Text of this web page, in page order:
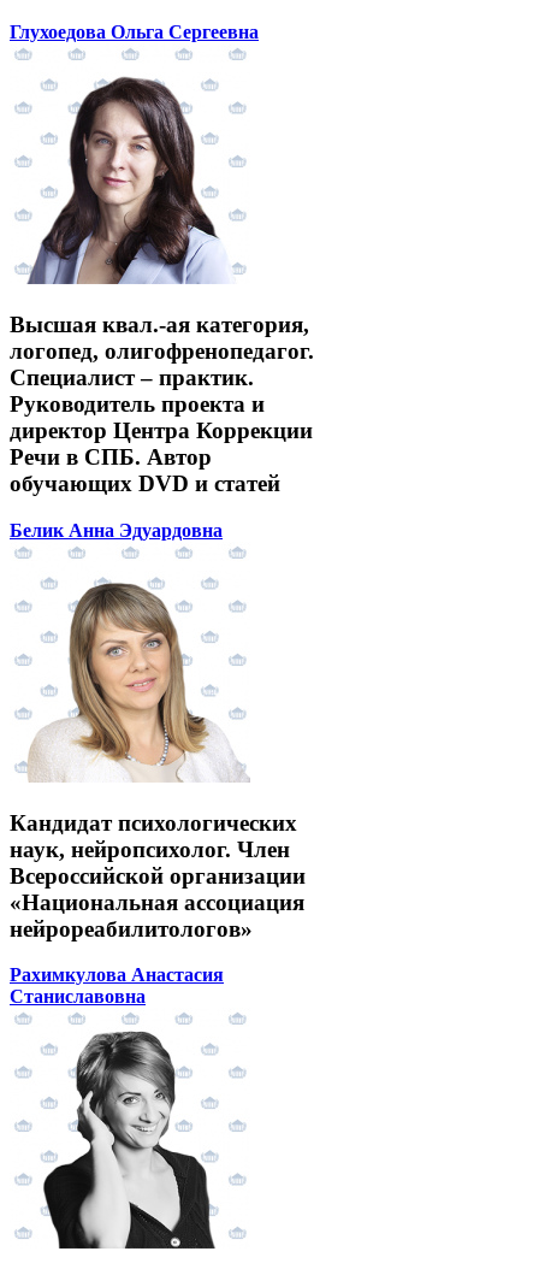
Глухоедова Ольга Сергеевна
Высшая квал.-ая категория,
логопед, олигофренопедагог.
Специалист – практик.
Руководитель проекта и
директор Центра Коррекции
Речи в СПБ. Автор
обучающих DVD и статей
Белик Анна Эдуардовна
Кандидат психологических
наук, нейропсихолог. Член
Всероссийской организации
«Национальная ассоциация
нейрореабилитологов»
Рахимкулова Анастасия
Станиславовна